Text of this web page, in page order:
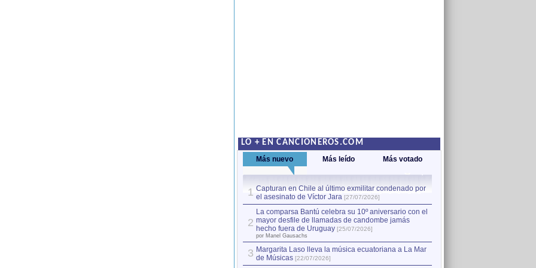
LO + EN CANCIONEROS.COM
Más nuevo Más leído Más votado
1 Capturan en Chile al último exmilitar condenado por
el asesinato de Víctor Jara [27/07/2026]
2
La comparsa Bantú celebra su 10º aniversario con el
mayor desfile de llamadas de candombe jamás
hecho fuera de Uruguay [25/07/2026]
por Manel Gausachs
3 Margarita Laso lleva la música ecuatoriana a La Mar
de Músicas [22/07/2026]